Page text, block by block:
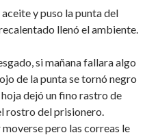
y puso la punta del
llenó el ambiente.
si mañana fallara algo
de la punta se tornó negro
dejó un fino rastro de
rostro del prisionero.
pero las correas le